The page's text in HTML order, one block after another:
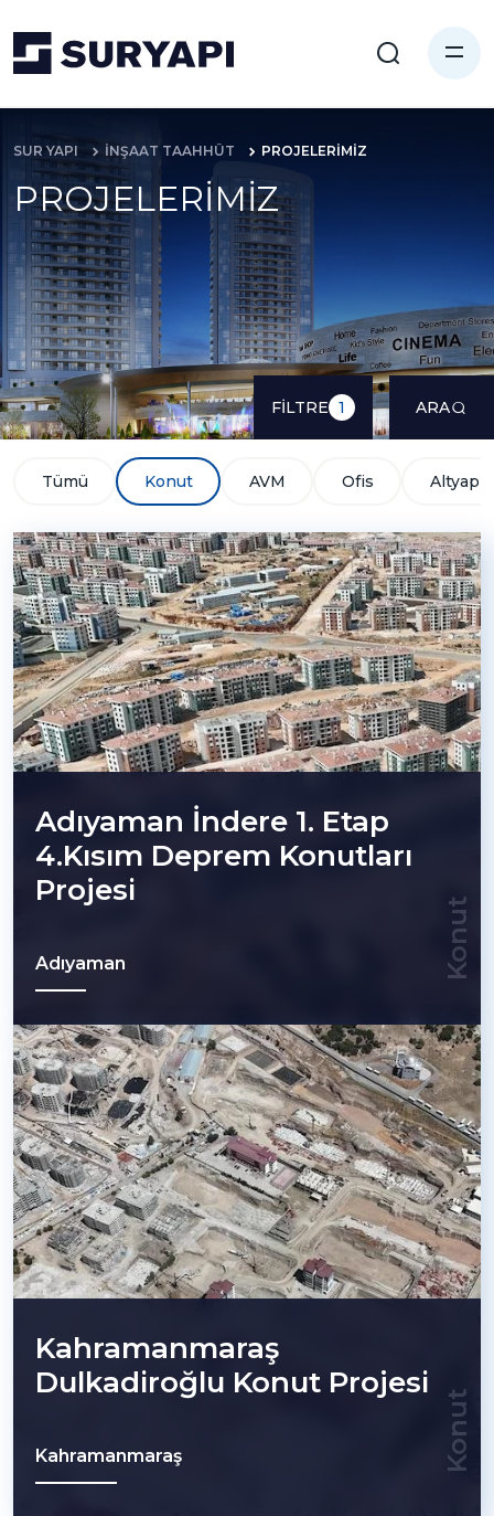
SUR YAPI İNŞAAT TAAHHÜT PROJELERİMİZ
PROJELERİMİZ
FİLTRE 1 ARA
Tümü Konut AVM Ofis Altyapı
Konut
Adıyaman İndere 1. Etap
4.Kısım Deprem Konutları
Projesi
Adıyaman
Konut
Kahramanmaraş
Dulkadiroğlu Konut Projesi
Kahramanmaraş